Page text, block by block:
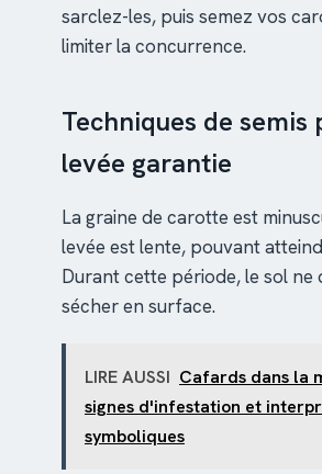
sarclez-les, puis semez vos
limiter la concurrence.
Techniques de semis
levée garantie
La graine de carotte est
levée est lente, pouvant
Durant cette période, le sol ne
sécher en surface.
LIRE AUSSI Cafards dans la
signes d'infestation et
symboliques